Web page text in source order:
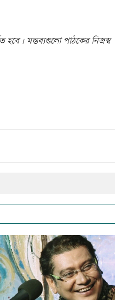
মন্তব্যগুলো পাঠকের নিজস্ব